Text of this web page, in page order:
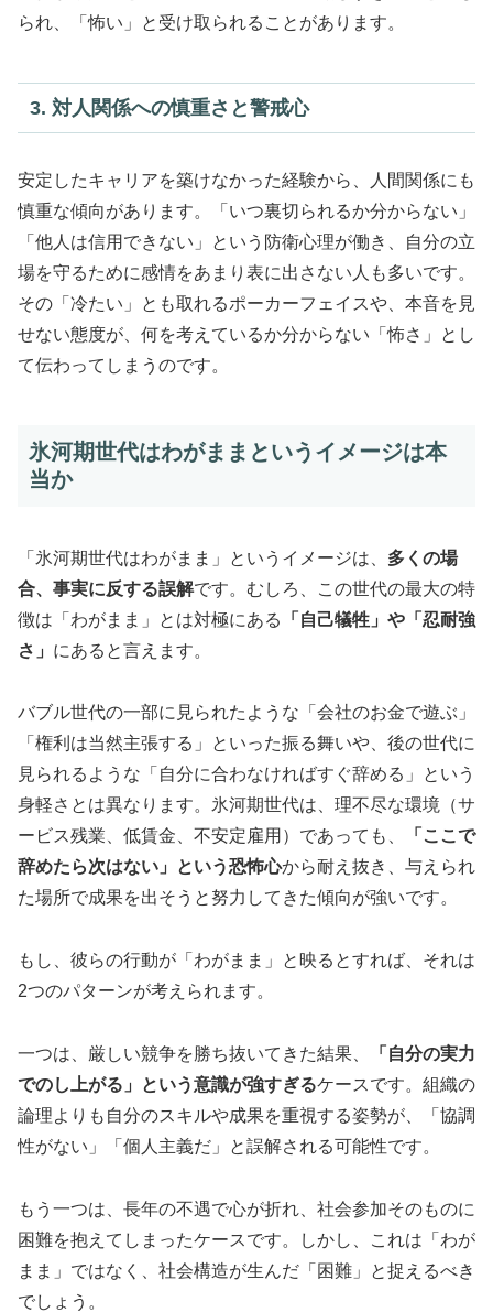
られ、「怖い」と受け取られることがあります。
3. 対人関係への慎重さと警戒心
安定したキャリアを築けなかった経験から、人間関係にも
慎重な傾向があります。「いつ裏切られるか分からない」
「他人は信用できない」という防衛心理が働き、自分の立
場を守るために感情をあまり表に出さない人も多いです。
その「冷たい」とも取れるポーカーフェイスや、本音を見
せない態度が、何を考えているか分からない「怖さ」とし
て伝わってしまうのです。
氷河期世代はわがままというイメージは本
当か
「氷河期世代はわがまま」というイメージは、 多くの場
合、事実に反する誤解です。むしろ、この世代の最大の特
徴は「わがまま」とは対極にある
「自己犠牲」や「忍耐強
さ」 にあると言えます。
バブル世代の一部に見られたような「会社のお金で遊ぶ」
「権利は当然主張する」といった振る舞いや、後の世代に
見られるような「自分に合わなければすぐ辞める」という
身軽さとは異なります。氷河期世代は、理不尽な環境（サ
ービス残業、低賃金、不安定雇用）であっても、
「ここで
辞めたら次はない」という恐怖心から耐え抜き、与えられ
た場所で成果を出そうと努力してきた傾向が強いです。
もし、彼らの行動が「わがまま」と映るとすれば、それは
2つのパターンが考えられます。
一つは、厳しい競争を勝ち抜いてきた結果、
「自分の実力
でのし上がる」という意識が強すぎるケースです。組織の
論理よりも自分のスキルや成果を重視する姿勢が、「協調
性がない」「個人主義だ」と誤解される可能性です。
もう一つは、長年の不遇で心が折れ、社会参加そのものに
困難を抱えてしまったケースです。しかし、これは「わが
まま」ではなく、社会構造が生んだ「困難」と捉えるべき
でしょう。